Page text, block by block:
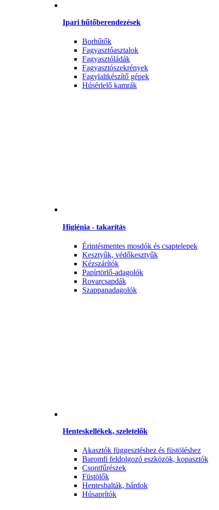
Ipari hűtőberendezések
Borhűtők
Fagyasztóasztalok
Fagyasztóládák
Fagyasztószekrények
Fagylaltkészítő gépek
Húsérlelő kamrák
Higiénia - takarítás
Érintésmentes mosdók és csaptelepek
Kesztyűk, védőkesztyűk
Kézszárítók
Papírtörlő-adagolók
Rovarcsapdák
Szappanadagolók
Henteskellékek, szeletelők
Akasztók függesztéshez és füstöléshez
Baromfi feldolgozó eszközök, kopasztók
Csontfűrészek
Füstölők
Hentesbalták, bárdok
Húsaprítók